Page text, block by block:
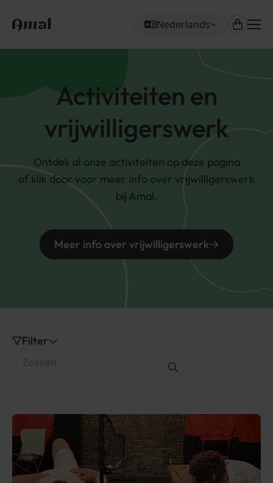
Kies je taal
Nederlands
Activiteiten en
vrijwilligerswerk
Ontdek al onze activiteiten op deze pagina
of klik door voor meer info over vrijwilligerswerk
bij Amal.
Meer info over vrijwilligerswerk
Filter